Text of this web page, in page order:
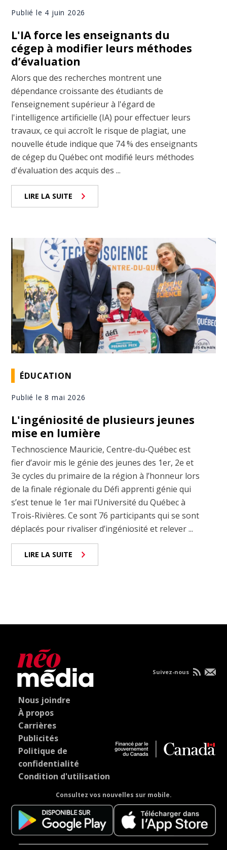
Publié le 4 juin 2026
L'IA force les enseignants du
cégep à modifier leurs méthodes
d’évaluation
Alors que des recherches montrent une
dépendance croissante des étudiants de
l’enseignement supérieur à l'égard de
l'intelligence artificielle (IA) pour effectuer leurs
travaux, ce qui accroît le risque de plagiat, une
nouvelle étude indique que 74 % des enseignants
de cégep du Québec ont modifié leurs méthodes
d'évaluation des acquis des ...
LIRE LA SUITE
ÉDUCATION
Publié le 8 mai 2026
L'ingéniosité de plusieurs jeunes
mise en lumière
Technoscience Mauricie, Centre-du-Québec est
fier d’avoir mis le génie des jeunes des 1er, 2e et
3e cycles du primaire de la région à l’honneur lors
de la finale régionale du Défi apprenti génie qui
s’est tenue le 1er mai l’Université du Québec à
Trois-Rivières. Ce sont 76 participants qui se sont
déplacés pour rivaliser d’ingéniosité et relever ...
LIRE LA SUITE
Nous joindre
À propos
Carrières
Publicités
Politique de
confidentialité
Condition d'utilisation
Consultez vos nouvelles sur mobile.
Suivez-nous